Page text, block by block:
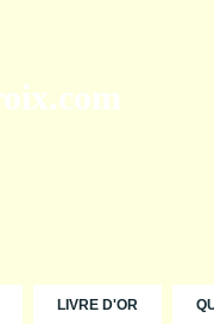
LIVRE D'OR